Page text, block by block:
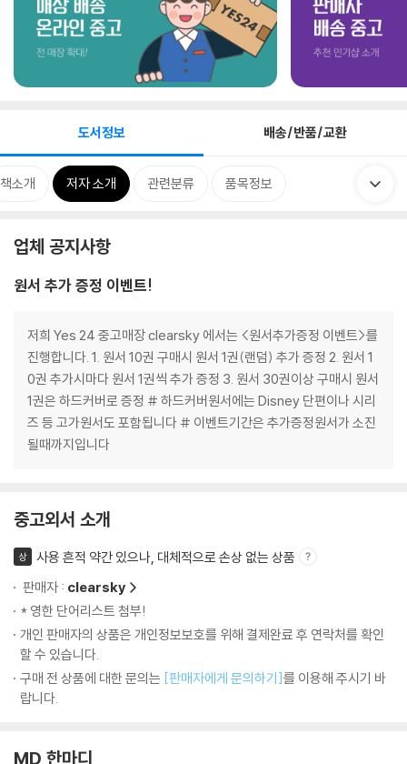
도서정보 배송/반품/교환
책소개 저자 소개 관련분류 품목정보
업체 공지사항
원서 추가 증정 이벤트!
저희 Yes 24 중고매장 clearsky 에서는 <원서추가증정 이벤트>를
진행합니다. 1. 원서 10권 구매시 원서 1권(랜덤) 추가 증정 2. 원서 1
0권 추가시마다 원서 1권씩 추가 증정 3. 원서 30권이상 구매시 원서
1권은 하드커버로 증정 # 하드커버원서에는 Disney 단편이나 시리
즈 등 고가원서도 포함됩니다 # 이벤트기간은 추가증정원서가 소진
될때까지입니다
중고외서 소개
상
사용 흔적 약간 있으나, 대체적으로 손상 없는 상품
판매자 : clearsky
* 영한 단어리스트 첨부!
개인 판매자의 상품은 개인정보보호를 위해 결제완료 후 연락처를 확인
할 수 있습니다.
구매 전 상품에 대한 문의는 [판매자에게 문의하기]를 이용해 주시기 바
랍니다.
MD 한마디